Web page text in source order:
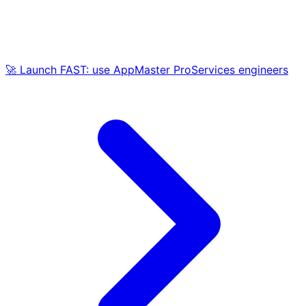
🚀 Launch FAST: use AppMaster ProServices engineers